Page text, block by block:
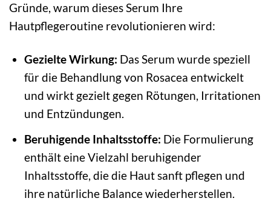
Gründe, warum dieses Serum Ihre
Hautpflegeroutine revolutionieren wird:
Gezielte Wirkung: Das Serum wurde speziell
für die Behandlung von Rosacea entwickelt
und wirkt gezielt gegen Rötungen, Irritationen
und Entzündungen.
Beruhigende Inhaltsstoffe: Die Formulierung
enthält eine Vielzahl beruhigender
Inhaltsstoffe, die die Haut sanft pflegen und
ihre natürliche Balance wiederherstellen.